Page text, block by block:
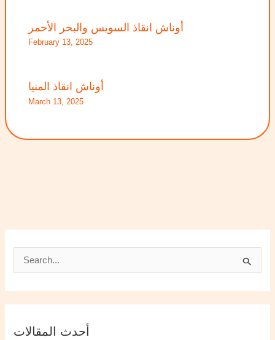
أوناش انقاذ السويس والبحر الأحمر
February 13, 2025
أوناش انقاذ المنيا
March 13, 2025
c
أحدث المقالات